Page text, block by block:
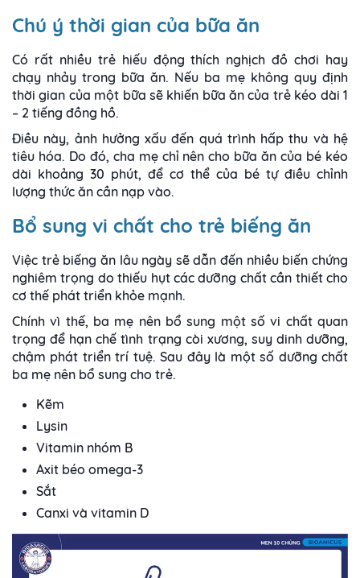
Chú ý thời gian của bữa ăn
Có rất nhiều trẻ hiếu động thích nghịch đồ chơi hay
chạy nhảy trong bữa ăn. Nếu ba mẹ không quy định
thời gian của một bữa sẽ khiến bữa ăn của trẻ kéo dài 1
– 2 tiếng đồng hồ.
Điều này, ảnh hưởng xấu đến quá trình hấp thu và hệ
tiêu hóa. Do đó, cha mẹ chỉ nên cho bữa ăn của bé kéo
dài khoảng 30 phút, để cơ thể của bé tự điều chỉnh
lượng thức ăn cần nạp vào.
Bổ sung vi chất cho trẻ biếng ăn
Việc trẻ biếng ăn lâu ngày sẽ dẫn đến nhiều biến chứng
nghiêm trọng do thiếu hụt các dưỡng chất cần thiết cho
cơ thế phát triển khỏe mạnh.
Chính vì thế, ba mẹ nên bổ sung một số vi chất quan
trọng để hạn chế tình trạng còi xương, suy dinh dưỡng,
chậm phát triển trí tuệ. Sau đây là một số dưỡng chất
ba mẹ nên bổ sung cho trẻ.
Kẽm
Lysin
Vitamin nhóm B
Axit béo omega-3
Sắt
Canxi và vitamin D